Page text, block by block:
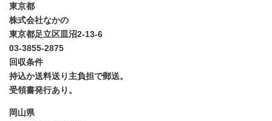
東京都
株式会社なかの
東京都足立区皿沼2-13-6
03-3855-2875
回収条件
持込か送料送り主負担で郵送。
受領書発行あり。
岡山県